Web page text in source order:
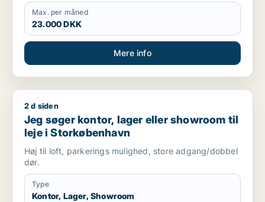
Max. per måned
23.000 DKK
Mere info
Jeg søger kontor, lager eller showroom til leje i
2 d siden
Jeg søger kontor, lager eller showroom til
leje i Storkøbenhavn
Høj til loft, parkerings mulighed, store adgang/dobbel
dør.
Type
Kontor, Lager, Showroom